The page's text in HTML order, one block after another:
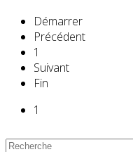
Démarrer
Précédent
1
Suivant
Fin
1